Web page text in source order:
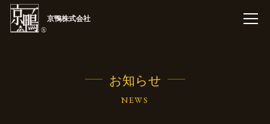
京鴨株式会社
お知らせ
NEWS